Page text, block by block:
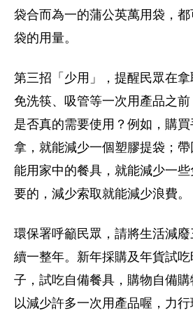
袋合而為一的蒲公英萬用袋，
袋的用量。
第三招「少用」，提醒民眾在拿
免洗筷、吸管等一次用產品之前
是否真的需要使用？例如，購
拿，就能減少一個塑膠提袋；
能用家中的餐具，就能減少一
要的，減少索取就能減少浪費。
環保署呼籲民眾，請將生活減
續一整年。新年採購及年貨試
子，試吃自備餐具，購物自備
以減少許多一次用產品喔，力